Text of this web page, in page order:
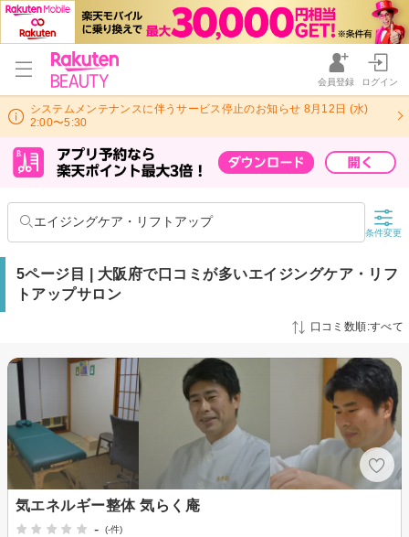
会員登録 ログイン
システムメンテナンスに伴うサービス停止のお知らせ 8月12日 (水)
2:00〜5:30
エイジングケア・リフトアップ
条件変更
5ページ目 | 大阪府で口コミが多いエイジングケア・リフ
トアップサロン
口コミ数順:すべて
気エネルギー整体 気らく庵
-
(-件)